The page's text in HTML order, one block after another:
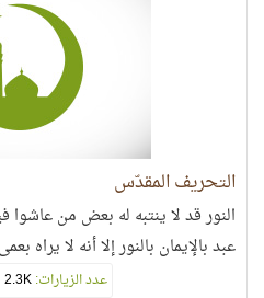
التحريف المقدّس
النور قد لا ينتبه له بعض من عاشوا
عبد بالإيمان بالنور إلا أنه لا يراه
عدد الزيارات: